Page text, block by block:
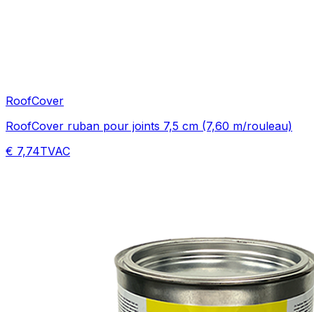
RoofCover
RoofCover ruban pour joints 7,5 cm (7,60 m/rouleau)
€ 7,74TVAC